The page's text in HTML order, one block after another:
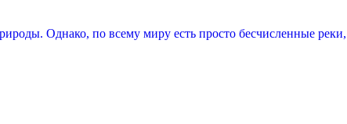
Однако, по всему миру есть просто бесчисленные